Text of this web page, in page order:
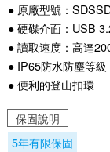
● 原廠型號：
● 硬碟介面：USB
● 讀取速度：高達
● IP65防水防塵等級
● 便利的登山扣環
保固說明
5年有限保固